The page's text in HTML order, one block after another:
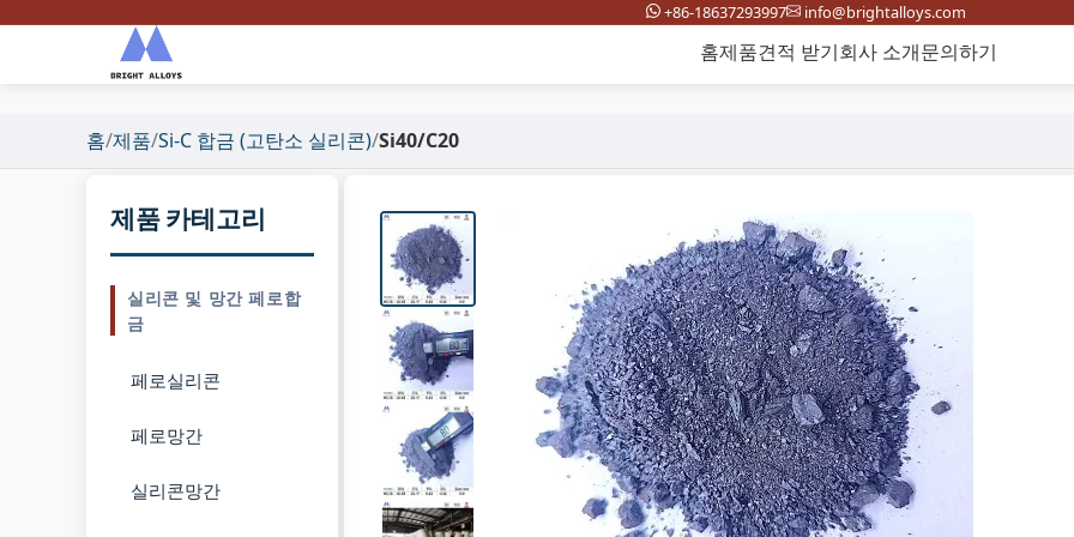
+86-18637293997 info@brightalloys.com
홈제품견적 받기회사 소개문의하기
홈/제품/Si-C 합금 (고탄소 실리콘)/Si40/C20
제품 카테고리
실리콘 및 망간 페로합
금
페로실리콘
페로망간
실리콘망간